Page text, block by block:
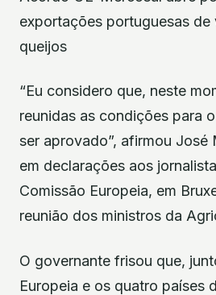
exportações portuguesas de
queijos
“Eu considero que, neste
reunidas as condições para
ser aprovado”, afirmou José
em declarações aos
Comissão Europeia, em
reunião dos ministros da
O governante frisou que,
Europeia e os quatro países